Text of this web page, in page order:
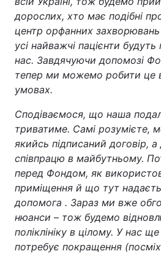
дорослих, хто має подібні
центр орфанних
усі найважчі пацієнти
нас. Завдячуючи допомозі
тепер ми можемо робити це
умовах.
Сподіваємося, що наша
триватиме. Самі розумієте,
якийсь підписаний договір,
співпрацю в майбутньому.
перед Фондом, як
приміщення й що тут
допомога . Зараз ми вже
нюанси – тож будемо
поліклініку в цілому. У нас
потребує покращення